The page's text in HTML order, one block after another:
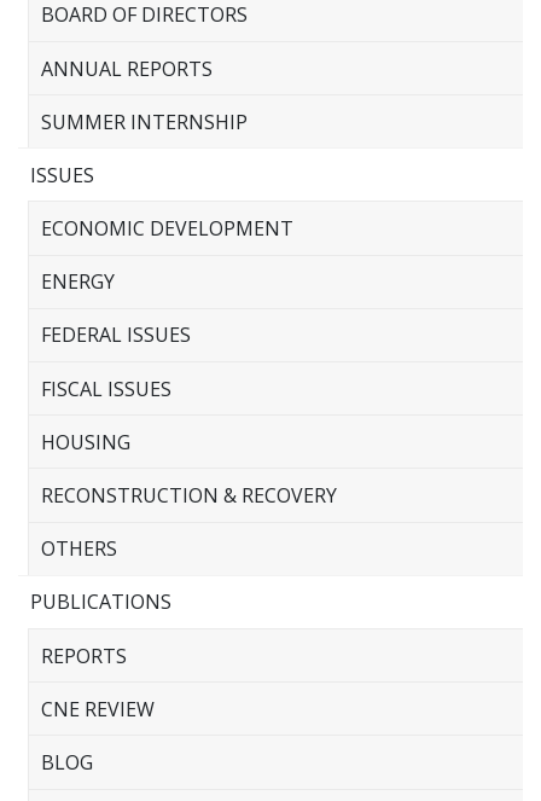
BOARD OF DIRECTORS
ANNUAL REPORTS
SUMMER INTERNSHIP
ISSUES
ECONOMIC DEVELOPMENT
ENERGY
FEDERAL ISSUES
FISCAL ISSUES
HOUSING
RECONSTRUCTION & RECOVERY
OTHERS
PUBLICATIONS
REPORTS
CNE REVIEW
BLOG